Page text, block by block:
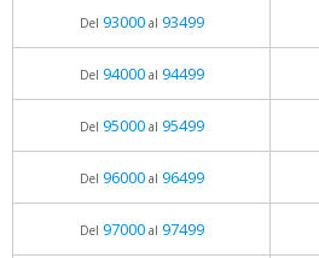
Del 93000al 93499
Del 94000al 94499
Del 95000al 95499
Del 96000al 96499
Del 97000al 97499